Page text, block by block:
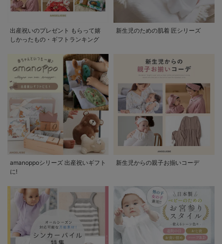
出産祝いのプレゼント もらって嬉
しかったもの・ギフトランキング
新生児のための肌着 匠シリーズ
amanoppoシリーズ 出産祝いギフト
に!
新生児からの親子お揃いコーデ